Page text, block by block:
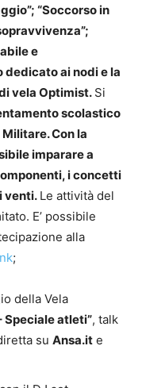
“Soccorso in
e
dedicato ai nodi e la
vela Optimist. Si
scolastico
Con la
imparare a
i concetti
venti. Le attività del
E’ possibile
alla
;
della Vela
Speciale atleti”, talk
su Ansa.it e